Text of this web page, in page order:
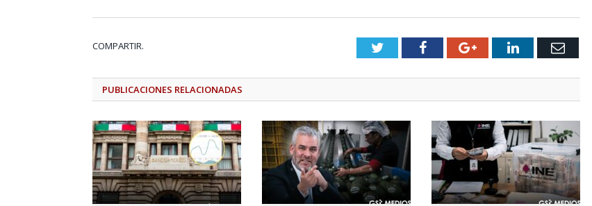
COMPARTIR. TwitterFacebookGoogle+LinkedInEmail
PUBLICACIONES RELACIONADAS